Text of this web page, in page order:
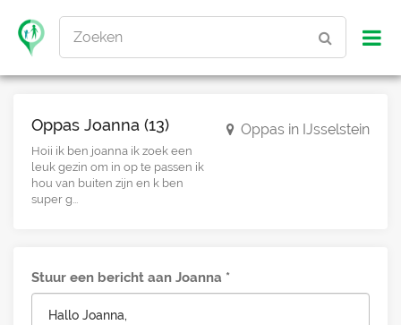
Zoeken
Oppas Joanna (13)
Hoii ik ben joanna ik zoek een
leuk gezin om in op te passen ik
hou van buiten zijn en k ben
super g...
Oppas in IJsselstein
Stuur een bericht aan Joanna